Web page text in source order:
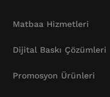
Matbaa Hizmetleri
Dijital Baskı Çözümleri
Promosyon Ürünleri